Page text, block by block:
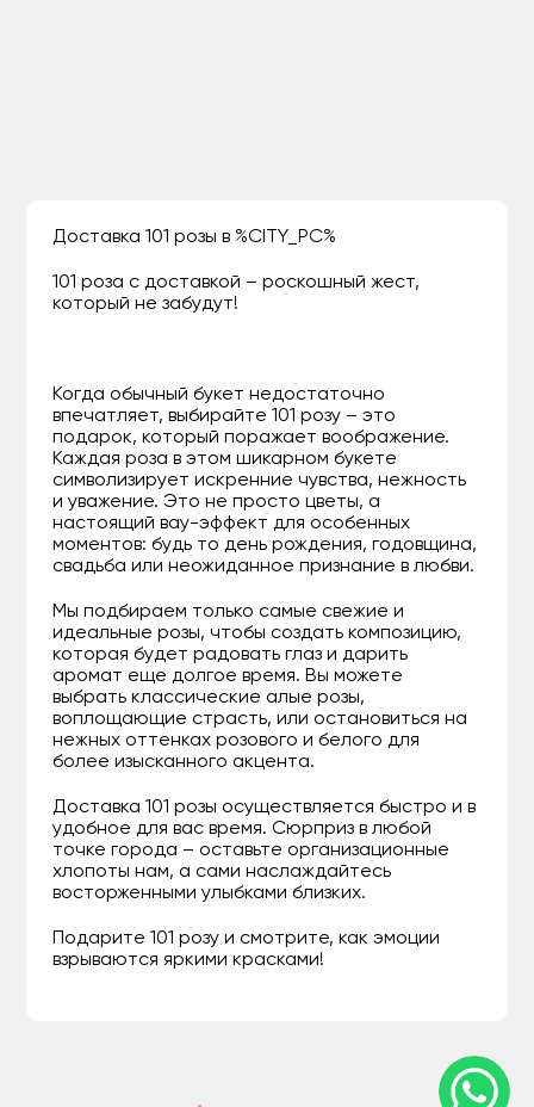
Доставка 101 розы в %CITY_PC%
101 роза с доставкой – роскошный жест,
который не забудут!
Когда обычный букет недостаточно
впечатляет, выбирайте 101 розу – это
подарок, который поражает воображение.
Каждая роза в этом шикарном букете
символизирует искренние чувства, нежность
и уважение. Это не просто цветы, а
настоящий вау-эффект для особенных
моментов: будь то день рождения, годовщина,
свадьба или неожиданное признание в любви.
Мы подбираем только самые свежие и
идеальные розы, чтобы создать композицию,
которая будет радовать глаз и дарить
аромат еще долгое время. Вы можете
выбрать классические алые розы,
воплощающие страсть, или остановиться на
нежных оттенках розового и белого для
более изысканного акцента.
Доставка 101 розы осуществляется быстро и в
удобное для вас время. Сюрприз в любой
точке города – оставьте организационные
хлопоты нам, а сами наслаждайтесь
восторженными улыбками близких.
Подарите 101 розу и смотрите, как эмоции
взрываются яркими красками!